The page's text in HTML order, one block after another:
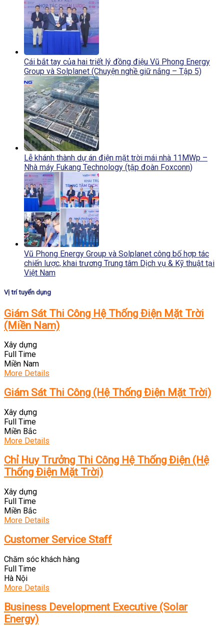
Cái bắt tay của hai triết lý đồng điệu Vũ Phong Energy
Group và Solplanet (Chuyện nghề giữ nắng – Tập 5)
Lễ khánh thành dự án điện mặt trời mái nhà 11MWp –
Nhà máy Fukang Technology (tập đoàn Foxconn)
Vũ Phong Energy Group và Solplanet công bố hợp tác
chiến lược, khai trương Trung tâm Dịch vụ & Kỹ thuật tại
Việt Nam
Vị trí tuyển dụng
Giám Sát Thi Công Hệ Thống Điện Mặt Trời
(Miền Nam)
Xây dựng
Full Time
Miền Nam
More Details
Giám Sát Thi Công (Hệ Thống Điện Mặt Trời)
Xây dựng
Full Time
Miền Bắc
More Details
Chỉ Huy Trưởng Thi Công Hệ Thống Điện (Hệ
Thống Điện Mặt Trời)
Xây dựng
Full Time
Miền Bắc
More Details
Customer Service Staff
Chăm sóc khách hàng
Full Time
Hà Nội
More Details
Business Development Executive (Solar
Energy)